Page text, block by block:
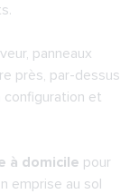
panneaux
près, par-dessus
et
à domicile pour
emprise au sol